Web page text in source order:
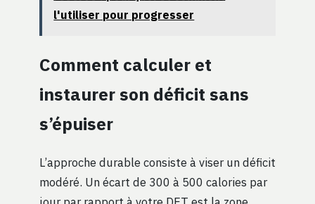
l'utiliser pour progresser
Comment calculer et
instaurer son déficit sans
s’épuiser
L’approche durable consiste à viser un déficit
modéré. Un écart de 300 à 500 calories par